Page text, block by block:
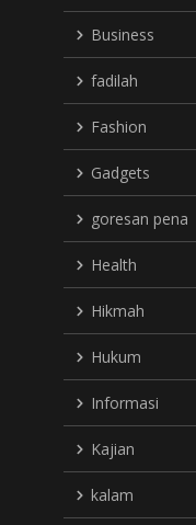
Business
fadilah
Fashion
Gadgets
goresan pena
Health
Hikmah
Hukum
Informasi
Kajian
kalam